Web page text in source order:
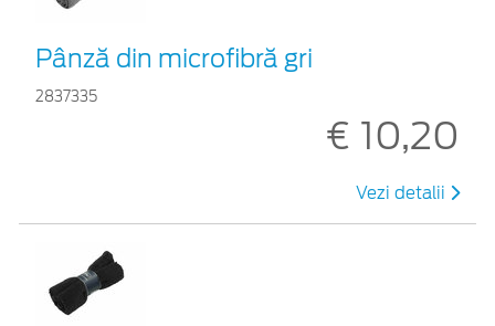
Pânză din microfibră gri
2837335
€ 10,20
Vezi detalii